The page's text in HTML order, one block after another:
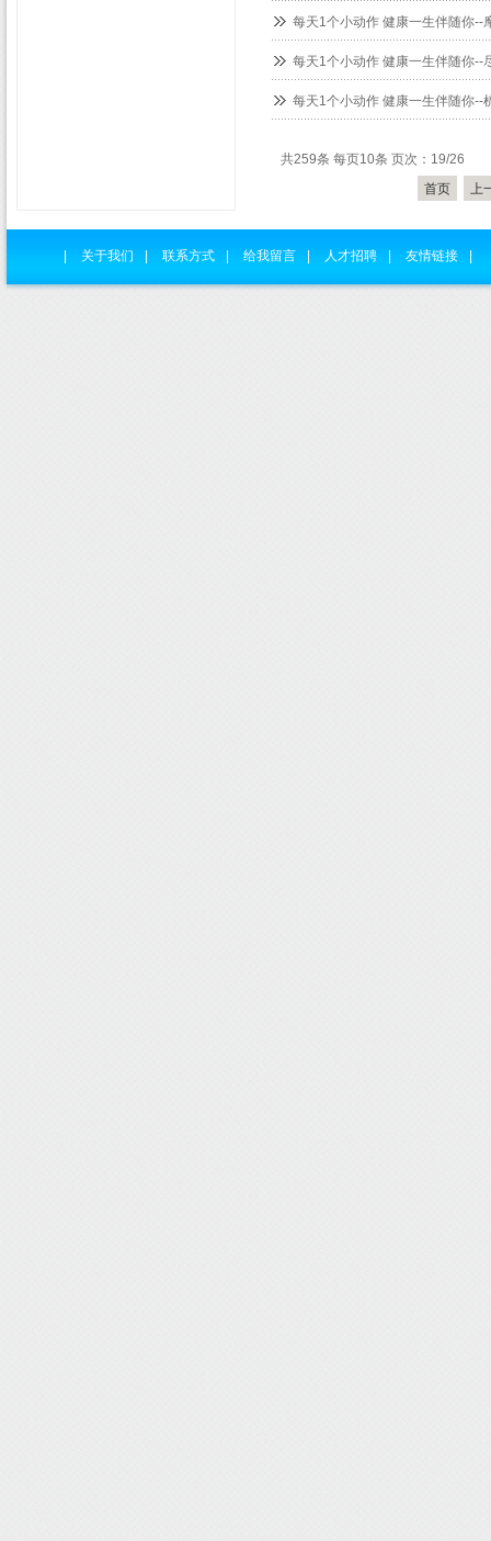
每天1个小动作 健康一生伴随你--
每天1个小动作 健康一生伴随你--
每天1个小动作 健康一生伴随你--
共259条 每页10条 页次：19/26
首页
上
关于我们 联系方式 给我留言 人才招聘 友情链接